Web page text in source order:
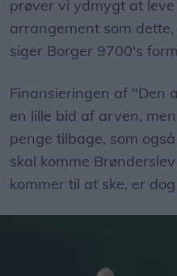
prøver vi ydmygt at
arrangement som
siger Borger 9700's
Finansieringen af "Den
en lille bid af arven,
penge tilbage, som
skal komme
kommer til at ske, er